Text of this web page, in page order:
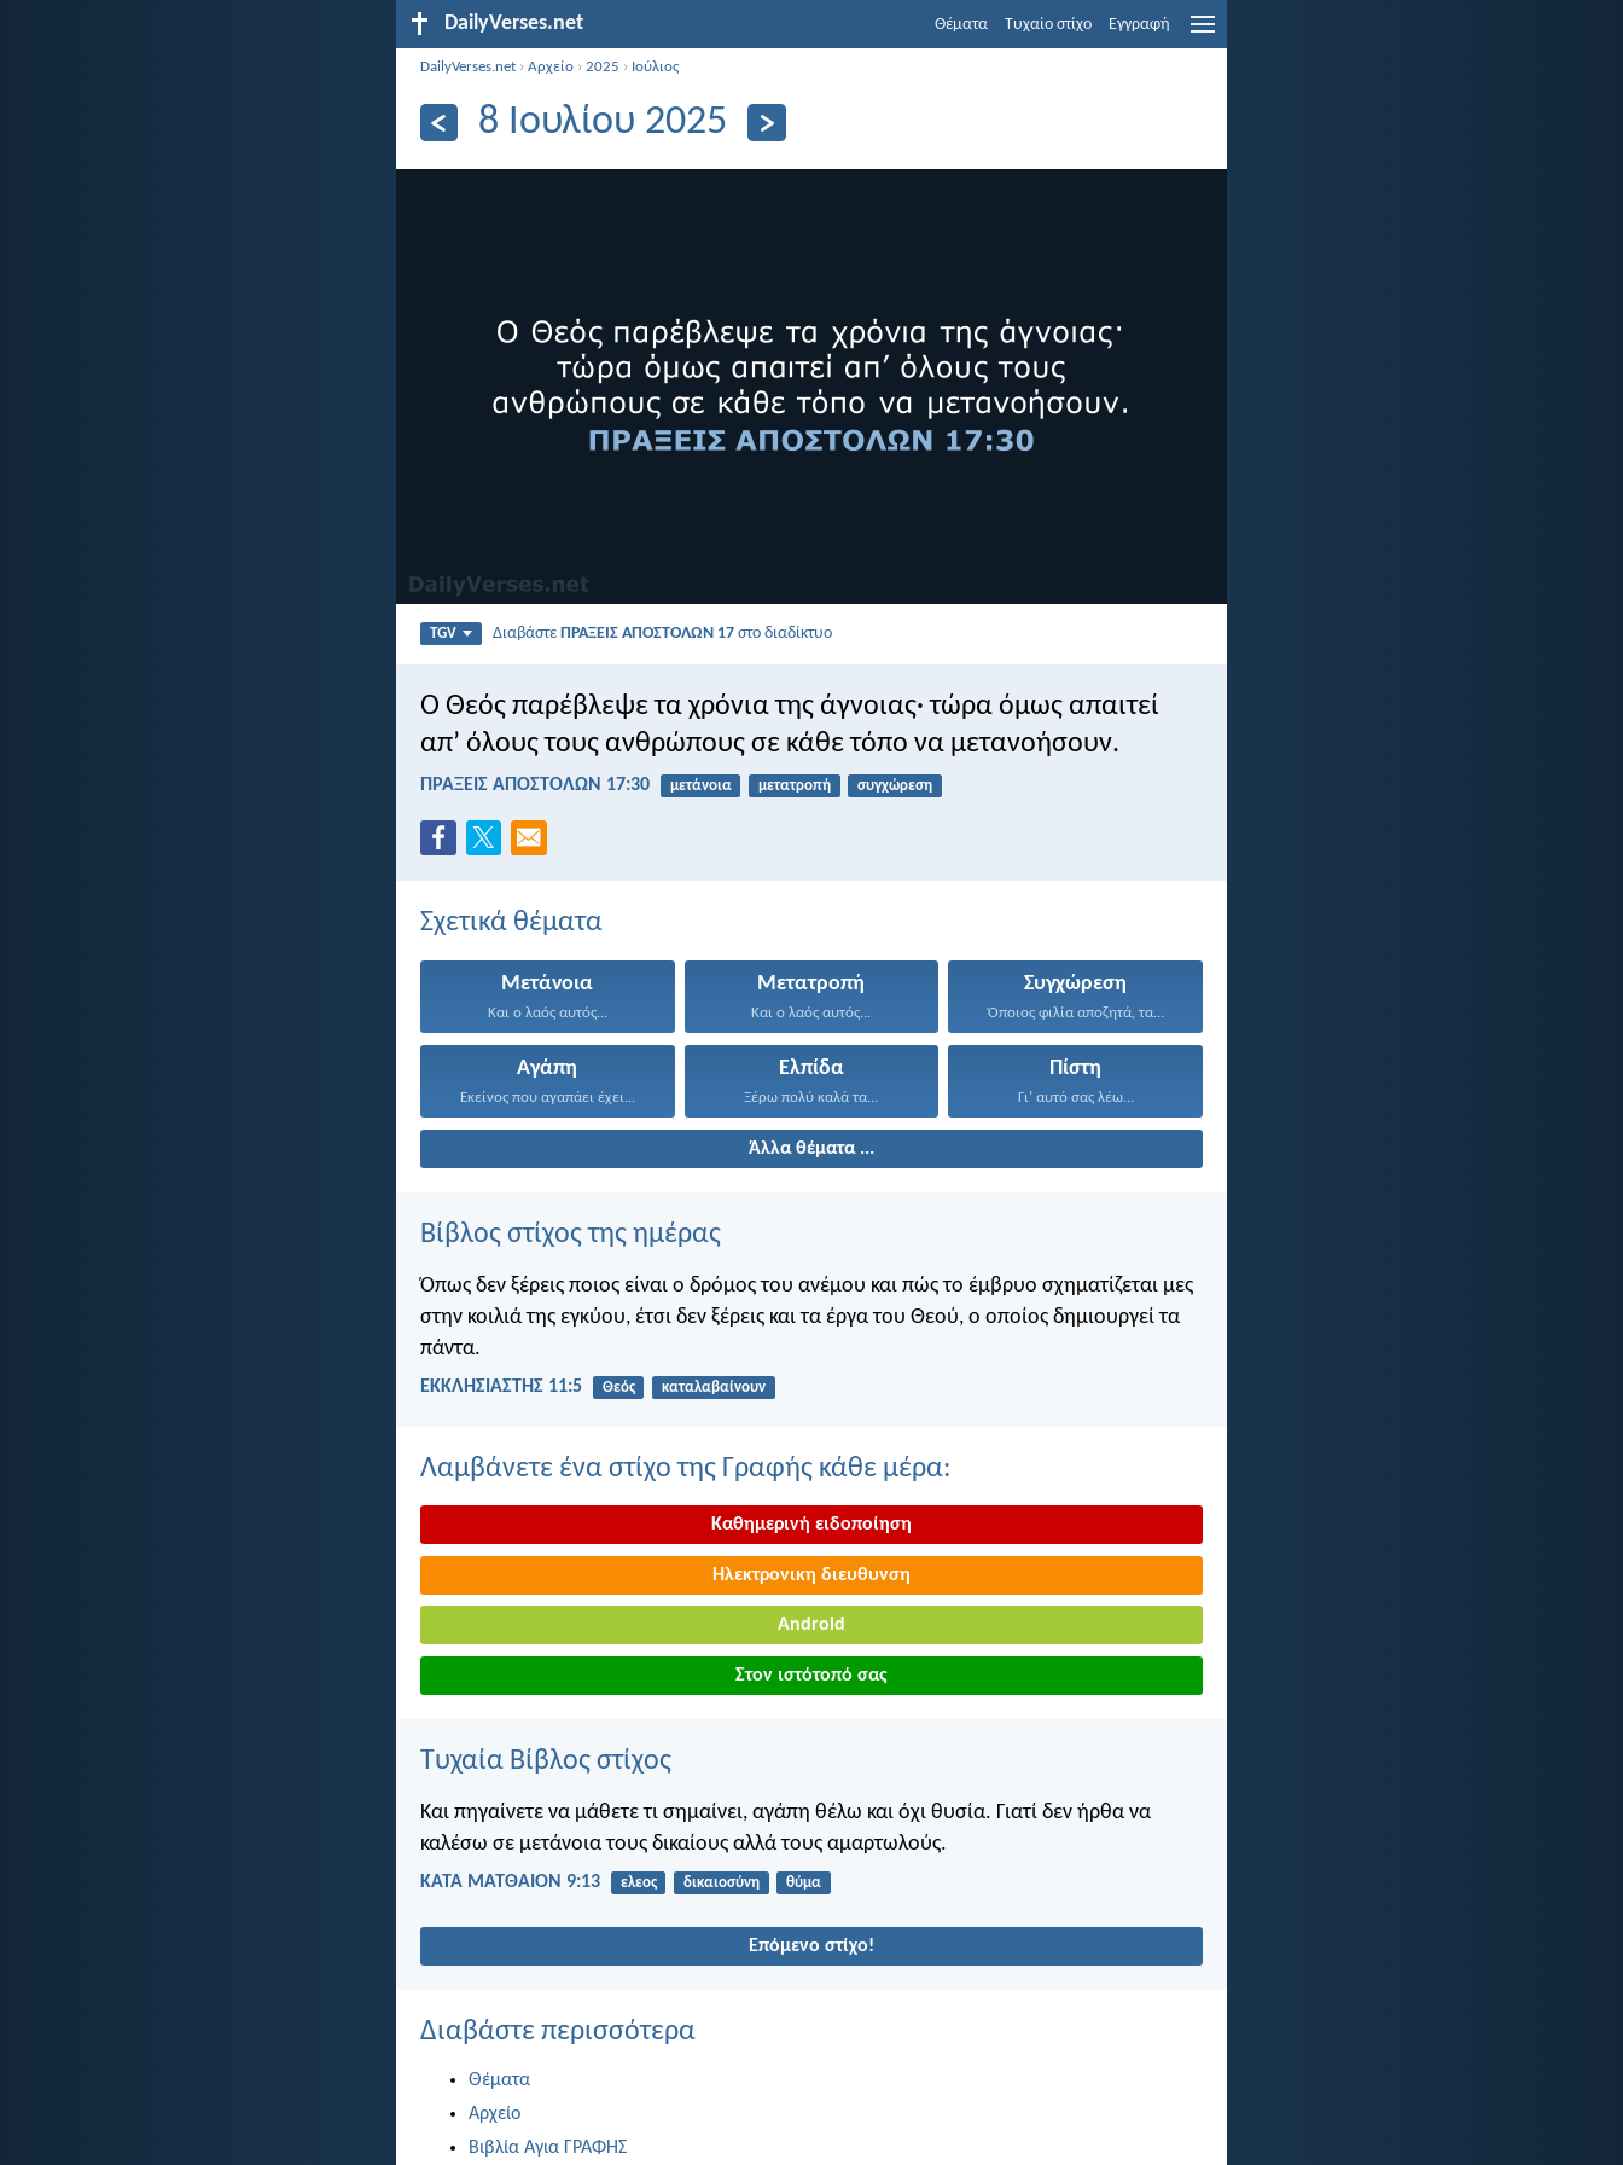
DailyVerses.net Θέματα Τυχαίο στίχο Εγγραφή
DailyVerses.net ›Αρχείο ›2025 › Ιούλιος
8 Ιουλίου 2025
TGV ΔιαβάστεΠΡΑΞΕΙΣ ΑΠΟΣΤΟΛΩΝ 17 στο διαδίκτυο
Ο Θεός παρέβλεψε τα χρόνια της άγνοιας· τώρα όμως απαιτεί
απ’ όλους τους ανθρώπους σε κάθε τόπο να μετανοήσουν.
ΠΡΑΞΕΙΣ ΑΠΟΣΤΟΛΩΝ 17:30 μετάνοια μετατροπή συγχώρεση
Σχετικά θέματα
Μετάνοια
Και ο λαός αυτός...
Μετατροπή
Και ο λαός αυτός...
Συγχώρεση
Όποιος φιλία αποζητά, τα...
Αγάπη
Εκείνος που αγαπάει έχει...
Ελπίδα
Ξέρω πολύ καλά τα...
Πίστη
Γι’ αυτό σας λέω...
Άλλα θέματα ...
Βίβλος στίχος της ημέρας
Όπως δεν ξέρεις ποιος είναι ο δρόμος του ανέμου και πώς το έμβρυο σχηματίζεται μες
στην κοιλιά της εγκύου, έτσι δεν ξέρεις και τα έργα του Θεού, ο οποίος δημιουργεί τα
πάντα.
ΕΚΚΛΗΣΙΑΣΤΗΣ 11:5 Θεός καταλαβαίνουν
Λαμβάνετε ένα στίχο της Γραφής κάθε μέρα:
Καθημερινή ειδοποίηση
Ηλεκτρονικη διευθυνση
Android
Στον ιστότοπό σας
Τυχαία Βίβλος στίχος
Και πηγαίνετε να μάθετε τι σημαίνει, αγάπη θέλω και όχι θυσία. Γιατί δεν ήρθα να
καλέσω σε μετάνοια τους δικαίους αλλά τους αμαρτωλούς.
ΚΑΤΑ ΜΑΤΘΑΙΟΝ 9:13 ελεος δικαιοσύνη θύμα
Επόμενο στίχο!
Διαβάστε περισσότερα
Θέματα
Αρχείο
Βιβλία Αγια ΓΡΑΦΗΣ